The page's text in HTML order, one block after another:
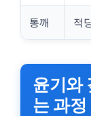
통깨 적
윤기와
는 과정